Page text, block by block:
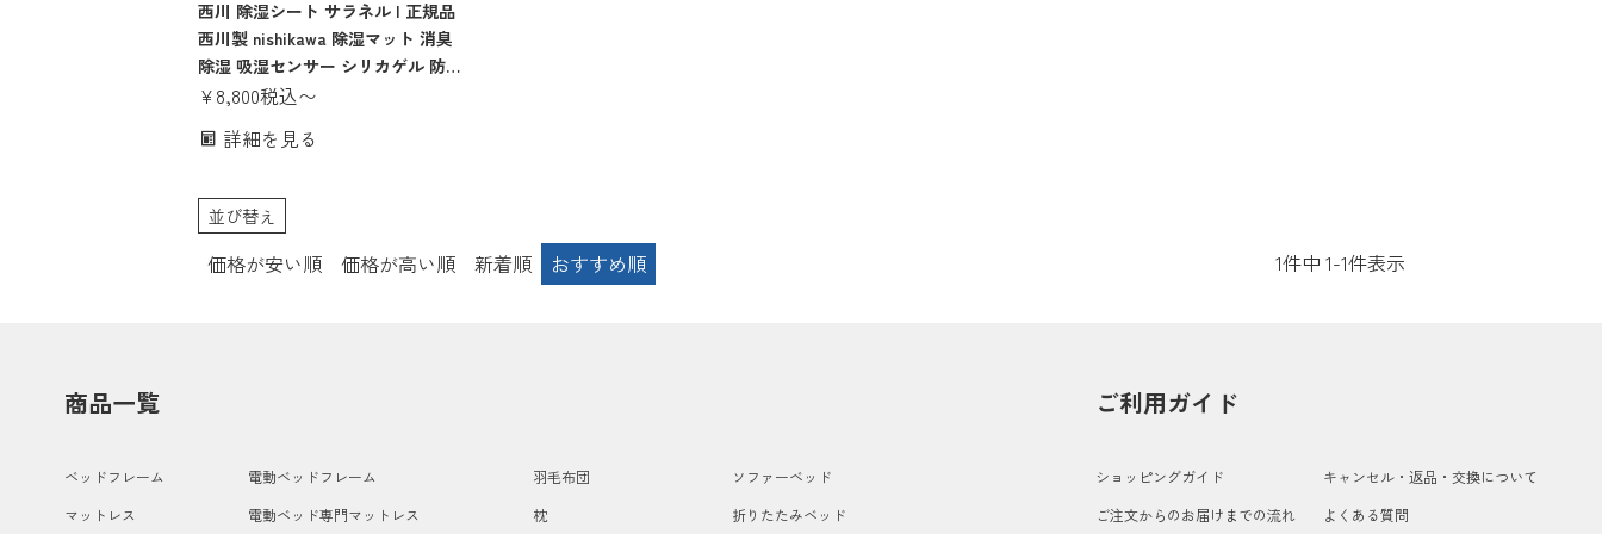
ダニ、防カビ機能、吸湿センサー付き除湿シ
ート
西川 除湿シート サラネル | 正規品
西川製 nishikawa 除湿マット 消臭
除湿 吸湿センサー シリカゲル 防ダ
ニ 防カビ シングル セミダブル ダ
¥8,800税込〜
詳細を見る
並び替え
価格が安い順 価格が高い順 新着順 おすすめ順 1件中 1-1件表示
商品一覧
ベッドフレーム
マットレス
電動ベッドフレーム
電動ベッド専門マットレス
羽毛布団
枕
ソファーベッド
折りたたみベッド
ご利用ガイド
ショッピングガイド
ご注文からのお届けまでの流れ
キャンセル・返品・交換について
よくある質問